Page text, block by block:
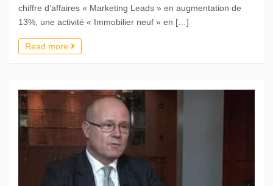
chiffre d’affaires « Marketing Leads » en augmentation de
13%, une activité « Immobilier neuf » en […]
Read more